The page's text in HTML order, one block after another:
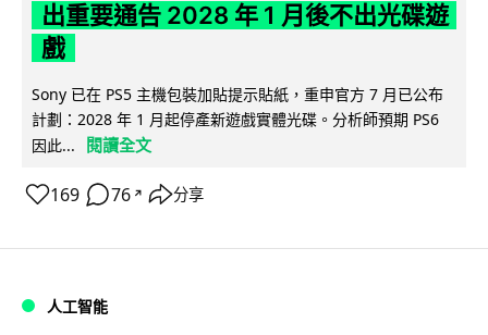
出重要通告 2028 年 1 月後不出光碟遊
戲
Sony 已在 PS5 主機包裝加貼提示貼紙，重申官方 7 月已公布
計劃：2028 年 1 月起停產新遊戲實體光碟。分析師預期 PS6
因此...
閱讀全文
169 76 ↗ 分享
人工智能